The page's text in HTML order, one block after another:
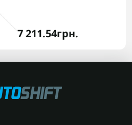
7 211.54грн.